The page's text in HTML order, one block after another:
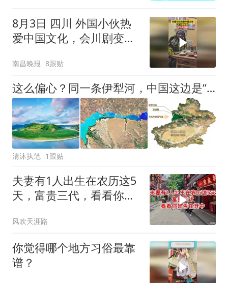
8月3日 四川 外国小伙热
爱中国文化，会川剧变
南昌晚报 8跟贴
这么偏心？同一条伊犁河，中国这边是“塞外江南”，对面一片荒芜
清沐执笔 1跟贴
夫妻有1人出生在农历这5
天，富贵三代，看看你是
风吹天涯路
你觉得哪个地方习俗最靠
谱？